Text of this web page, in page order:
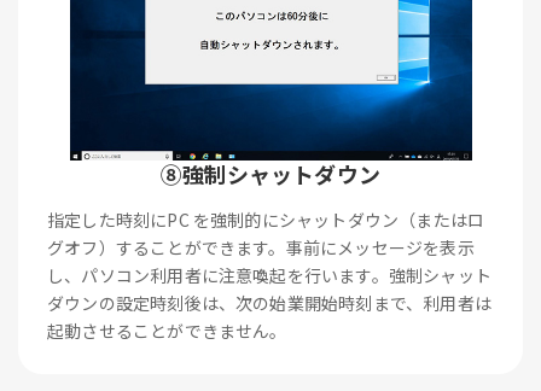
⑧強制シャットダウン
指定した時刻にPC を強制的にシャットダウン（またはロ
グオフ）することができます。事前にメッセージを表示
し、パソコン利用者に注意喚起を行います。強制シャット
ダウンの設定時刻後は、次の始業開始時刻まで、利用者は
起動させることができません。